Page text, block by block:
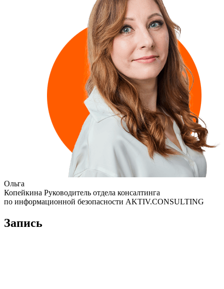
Ольга
Копейкина Руководитель отдела консалтинга
по информационной безопасности AKTIV.CONSULTING
Запись